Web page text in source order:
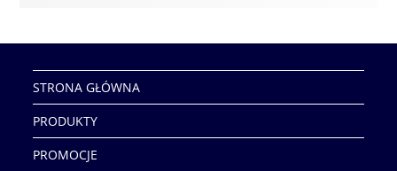
STRONA GŁÓWNA
PRODUKTY
PROMOCJE